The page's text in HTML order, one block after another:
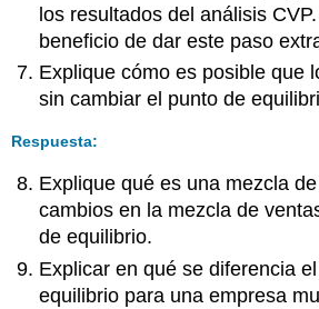
los resultados del análisis
beneficio de dar este paso
Explique cómo es posible que
sin cambiar el punto de
Respuesta:
Explique qué es una mezcla
cambios en la mezcla de
de equilibrio.
Explicar en qué se diferencia
equilibrio para una empresa